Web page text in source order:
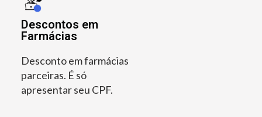
Descontos em
Farmácias
Desconto em farmácias
parceiras. É só
apresentar seu CPF.